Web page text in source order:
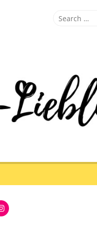
Search
Instagram